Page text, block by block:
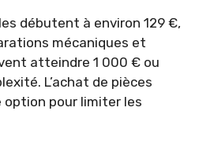
débutent à environ 129 €,
mécaniques et
atteindre 1 000 € ou
L’achat de pièces
option pour limiter les